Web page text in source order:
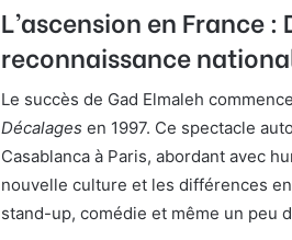
L’ascension en France
reconnaissance
Le succès de Gad Elmaleh
Décalages en 1997. Ce spectacle
Casablanca à Paris, abordant avec
nouvelle culture et les différences
stand-up, comédie et même un peu